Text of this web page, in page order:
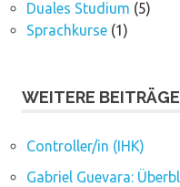
Duales Studium (5)
Sprachkurse(1)
WEITERE BEITRÄGE
Controller/in (IHK)
Gabriel Guevara: